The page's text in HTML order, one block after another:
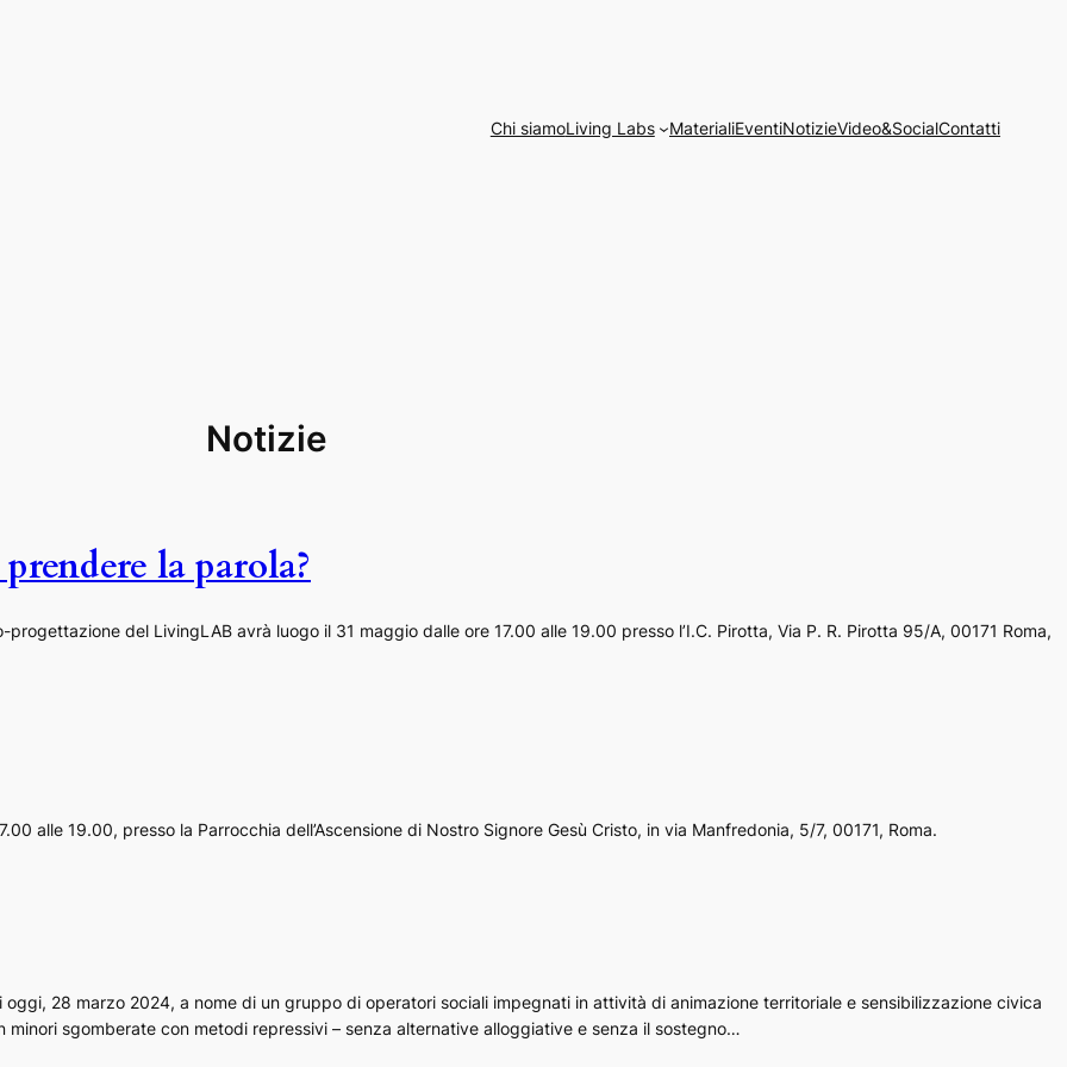
Chi siamoLiving Labs MaterialiEventiNotizieVideo&SocialContatti
Notizie
la parola?
del LivingLAB avrà luogo il 31 maggio dalle ore 17.00 alle 19.00 presso l’I.C. Pirotta, Via P. R. Pirotta 95/A, 00171 Roma,
alle 19.00, presso la Parrocchia dell’Ascensione di Nostro Signore Gesù Cristo, in via Manfredonia, 5/7, 00171, Roma.
28 marzo 2024, a nome di un gruppo di operatori sociali impegnati in attività di animazione territoriale e sensibilizzazione civica
sgomberate con metodi repressivi – senza alternative alloggiative e senza il sostegno…